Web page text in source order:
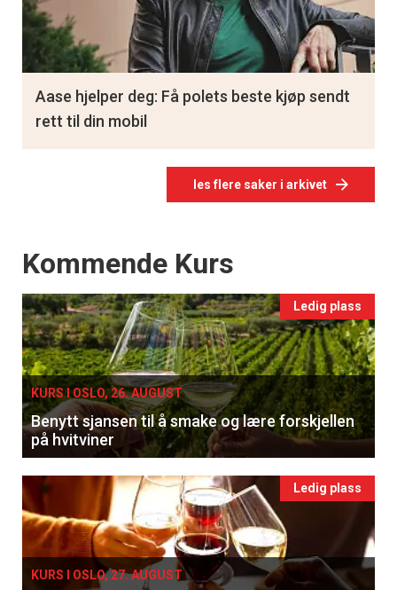
les flere saker i arkivet
Aase hjelper deg: Få polets beste kjøp sendt
rett til din mobil
Events
Kommende Kurs
Ledig plass
KURS I OSLO, 26. AUGUST
Benytt sjansen til å smake og lære forskjellen
på hvitviner
Ledig plass
KURS I OSLO, 27. AUGUST